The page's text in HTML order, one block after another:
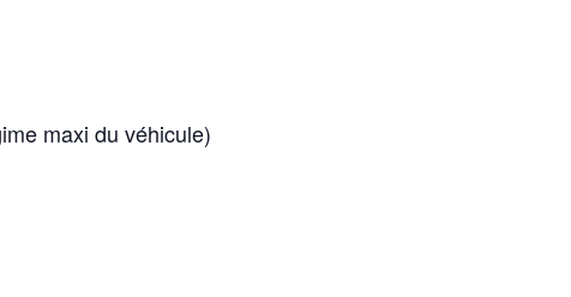
maxi du véhicule)